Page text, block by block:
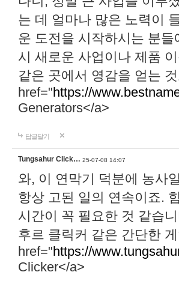
는 데 얼마나 많은 노력이
운 도전을 시작하시는 분
시 새로운 사업이나 제품
같은 곳에서 영감을 얻는
href="https://
Generators</a>
답글달기
Tungsahur Click… 25-07-08 14:07
와, 이 연막기 덕분에 농사
항상 고된 일의 연속이죠.
시간이 꼭 필요한 것 같습
후르 클릭커 같은 간단한
href="https://
Clicker</a>